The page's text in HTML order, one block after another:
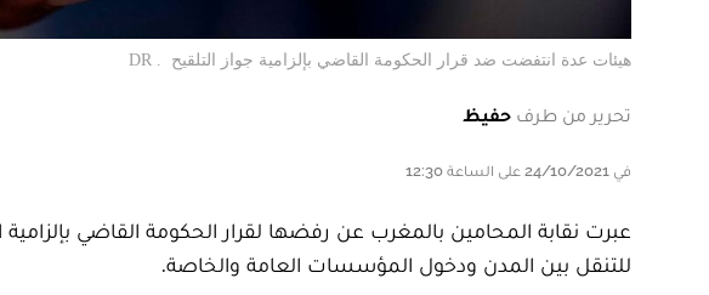
هيئات عدة انتفضت ضد قرار الحكومة القاضي بإلزامية جواز التلقيح . DR
تحرير من طرف حفيظ
في 24/10/2021 على الساعة 12:30
عبرت نقابة المحامين بالمغرب عن رفضها لقرار الحكومة القاضي بإلزامية
للتنقل بين المدن ودخول المؤسسات العامة والخاصة.